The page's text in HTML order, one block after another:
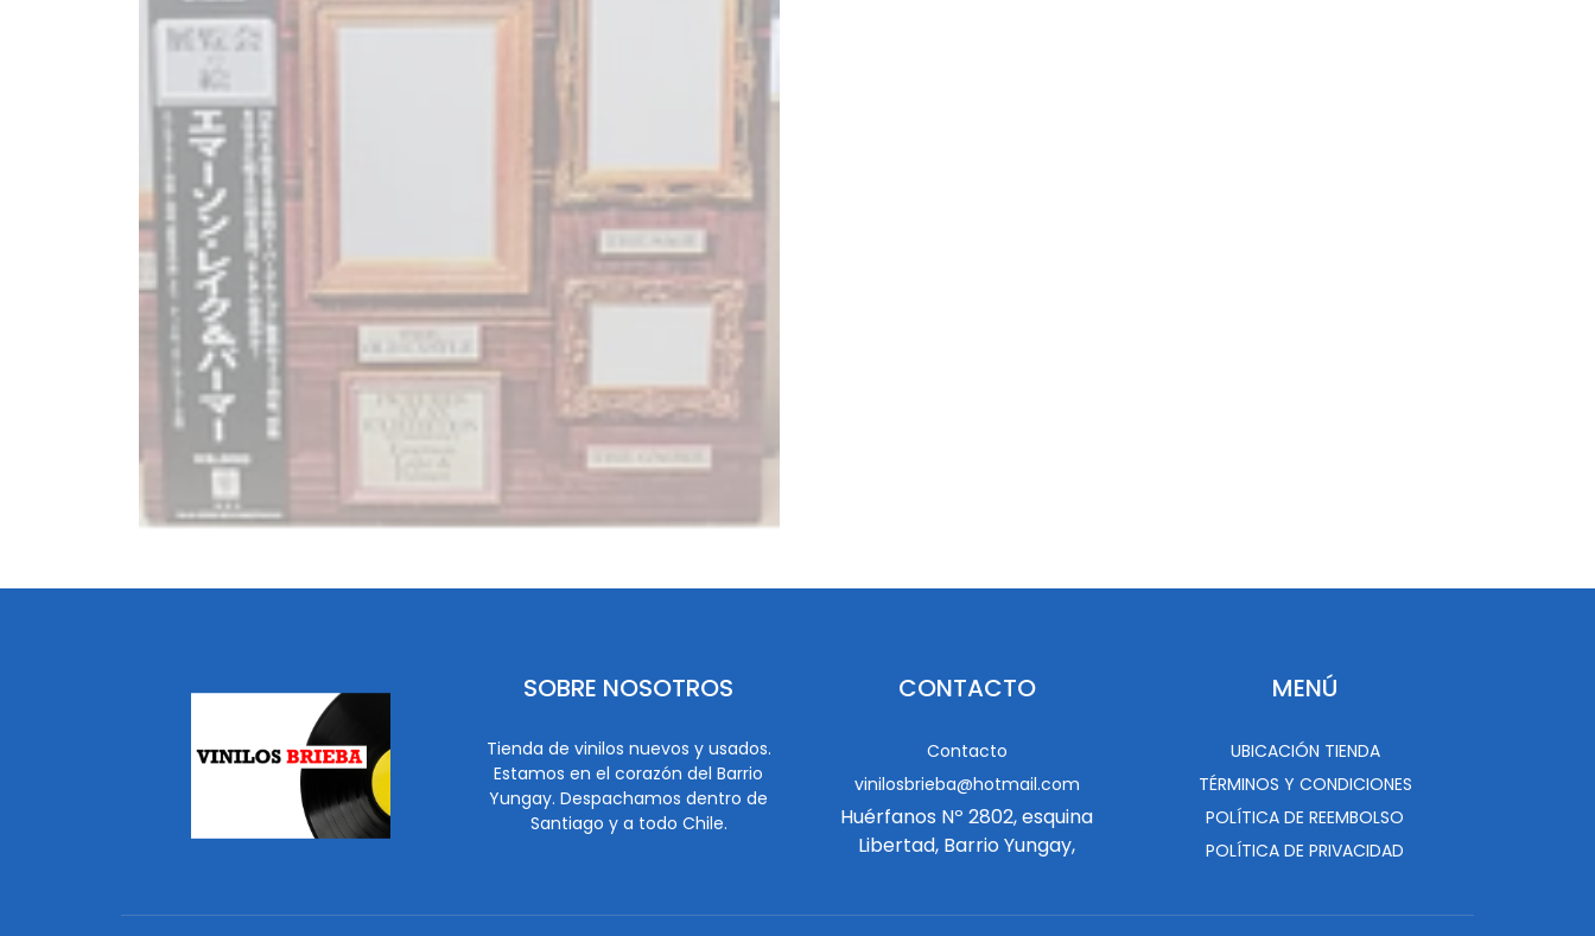
SOBRE NOSOTROS
Tienda de vinilos nuevos y usados.
Estamos en el corazón del Barrio
Yungay. Despachamos dentro de
Santiago y a todo Chile.
CONTACTO
Contacto
vinilosbrieba@hotmail.com
Huérfanos Nº 2802, esquina
Libertad, Barrio Yungay,
MENÚ
UBICACIÓN TIENDA
TÉRMINOS Y CONDICIONES
POLÍTICA DE REEMBOLSO
POLÍTICA DE PRIVACIDAD